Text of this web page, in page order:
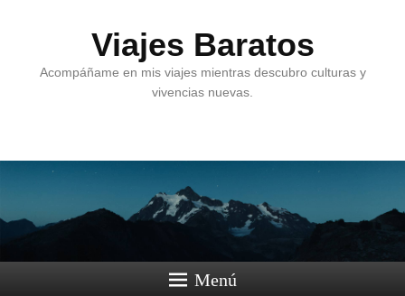
Viajes Baratos
Acompáñame en mis viajes mientras descubro culturas y
vivencias nuevas.
Menú